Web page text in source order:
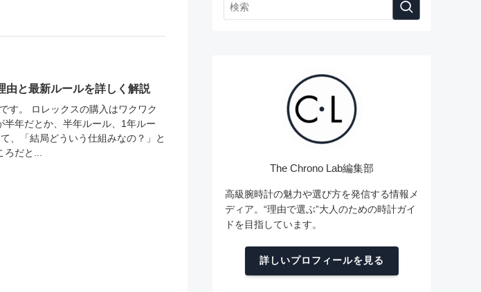
由と最新ルールを詳しく解説
す。 ロレックスの購入はワクワク
年だとか、半年ルール、1年ルー
、「結局どういう仕組みなの？」と
だと...
The Chrono Lab編集部
高級腕時計の魅力や選び方を発信する情報メ
ディア。“理由で選ぶ”大人のための時計ガイ
ドを目指しています。
詳しいプロフィールを見る